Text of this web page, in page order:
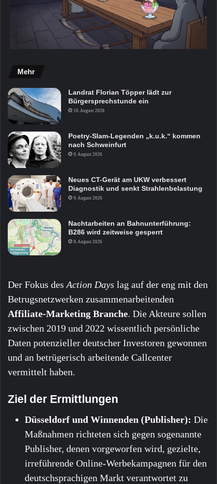
Mehr
Landrat Florian Töpper lädt zur
Bürgersprechstunde ein
10. August 2026
Poetry-Slam-Legenden „k.u.k.“ kommen
nach Schweinfurt
9. August 2026
Neues CT-Gerät am UKW verbessert
Diagnostik und senkt Strahlenbelastung
9. August 2026
Nachtarbeiten an Bahnunterführung:
B286 wird zeitweise gesperrt
8. August 2026
Der Fokus des Action Days lag auf der eng mit den
Betrugsnetzwerken zusammenarbeitenden
Affiliate-Marketing Branche. Die Akteure sollen
zwischen 2019 und 2022 wissentlich persönliche
Daten potenzieller deutscher Investoren gewonnen
und an betrügerisch arbeitende Callcenter
vermittelt haben.
Ziel der Ermittlungen
Düsseldorf und Winnenden (Publisher): Die
Maßnahmen richteten sich gegen sogenannte
Publisher, denen vorgeworfen wird, gezielte,
irreführende Online-Werbekampagnen für den
deutschsprachigen Markt verantwortet zu